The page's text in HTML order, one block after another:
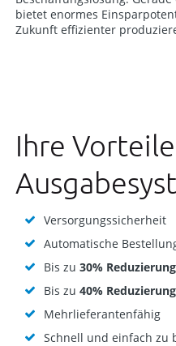
bietet enormes
Zukunft effizienter
Ihre
Versorgungssicherheit
Automatische
Bis zu 30%
Bis zu 40%
Mehrlieferantenfähig
Schnell und einfach zu